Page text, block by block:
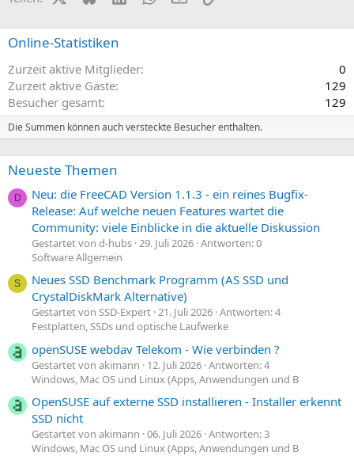
v
i
m
m
v
i
m
m
Online-Statistiken
Zurzeit aktive Mitglieder
0
Zurzeit aktive Gäste
129
Besucher gesamt
129
Die Summen können auch versteckte Besucher enthalten.
Neueste Themen
D
Neu: die FreeCAD Version 1.1.3 - ein reines Bugfix-
Release: Auf welche neuen Features wartet die
Community: viele Einblicke in die aktuelle Diskussion
Gestartet von d-hubs 29. Juli 2026 Antworten: 0
Software Allgemein
S
Neues SSD Benchmark Programm (AS SSD und
CrystalDiskMark Alternative)
Gestartet von SSD-Expert 21. Juli 2026 Antworten: 4
Festplatten, SSDs und optische Laufwerke
openSUSE webdav Telekom - Wie verbinden ?
Gestartet von akimann 12. Juli 2026 Antworten: 4
Windows, Mac OS und Linux (Apps, Anwendungen und B
OpenSUSE auf externe SSD installieren - Installer erkennt
SSD nicht
Gestartet von akimann 06. Juli 2026 Antworten: 3
Windows, Mac OS und Linux (Apps, Anwendungen und B